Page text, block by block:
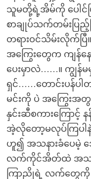
သူမတို့ရဲ့အိမ်ကို ပေါင်ပြီ
စာချုပ်သက်တမ်းပြ
တရားဝင်သိမ်းလိုက်ပ
အကြွေးတွေက ကျန်န
ပေးမှာလဲ……။ ကျွန်မမှ
ရှင်……တောင်းပန်
မင်းကို ပဲ အကြွေးအတွ
နှင်းဆီစကားကြောင့်
အဲ့လိုတော့မလုပ်ကြပါ
ဟူ၍ အသနားခံပေမဲ့
လက်ကိုင်အိတ်ထဲ အသင့်
ကြာညိုရဲ့ လက်တွေကို